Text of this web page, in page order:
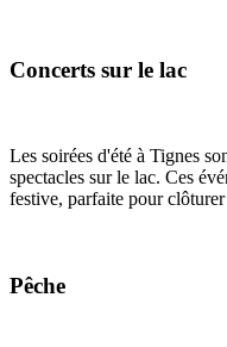
Concerts sur le lac
Les soirées d'été à Tignes
spectacles sur le lac. Ces
festive, parfaite pour
Pêche